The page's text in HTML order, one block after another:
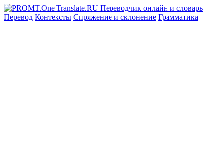
Перевод Контексты Спряжение и склонение Грамматика